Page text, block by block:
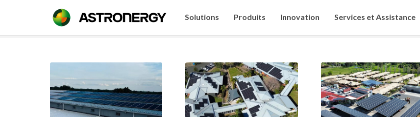
Solutions Produits Innovation Services et Assistance